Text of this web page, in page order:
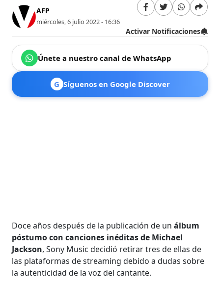
AFP
miércoles, 6 julio 2022 - 16:36
Activar Notificaciones
Únete a nuestro canal de WhatsApp
G Síguenos en Google Discover
Doce años después de la publicación de unálbum
póstumo con canciones inéditas de Michael
Jackson, Sony Music decidió retirar tres de ellas de
las plataformas de streaming debido a dudas sobre
la autenticidad de la voz del cantante.